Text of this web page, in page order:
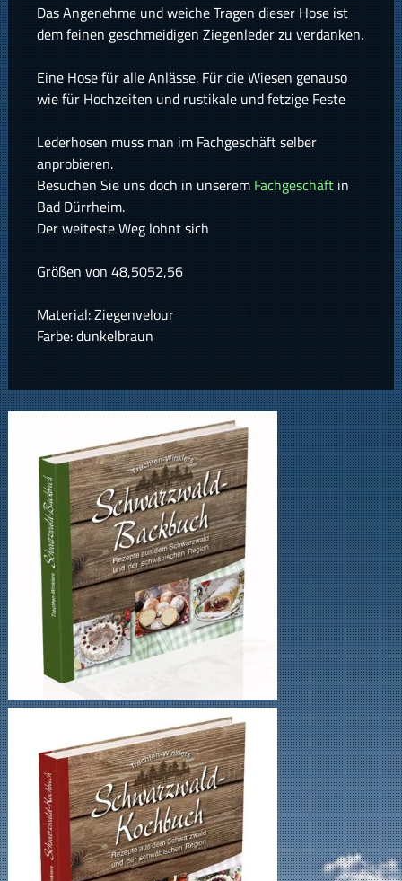
Das Angenehme und weiche Tragen dieser Hose ist
dem feinen geschmeidigen Ziegenleder zu verdanken.
Eine Hose für alle Anlässe. Für die Wiesen genauso
wie für Hochzeiten und rustikale und fetzige Feste
Lederhosen muss man im Fachgeschäft selber
anprobieren.
Besuchen Sie uns doch in unserem Fachgeschäft in
Bad Dürrheim.
Der weiteste Weg lohnt sich
Größen von 48,5052,56
Material: Ziegenvelour
Farbe: dunkelbraun